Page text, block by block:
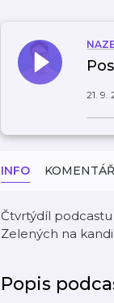
21. 9.
INFO
Čtvrtýdíl
Zelených na
Popis